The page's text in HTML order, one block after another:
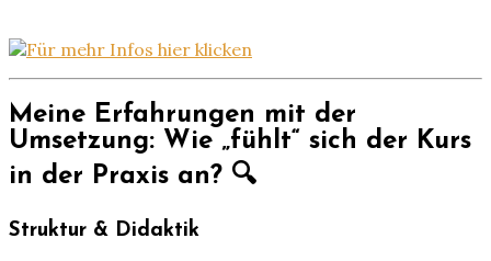
Meine Erfahrungen mit der
Umsetzung: Wie „fühlt“ sich der Kurs
in der Praxis an? 🔍
Struktur & Didaktik